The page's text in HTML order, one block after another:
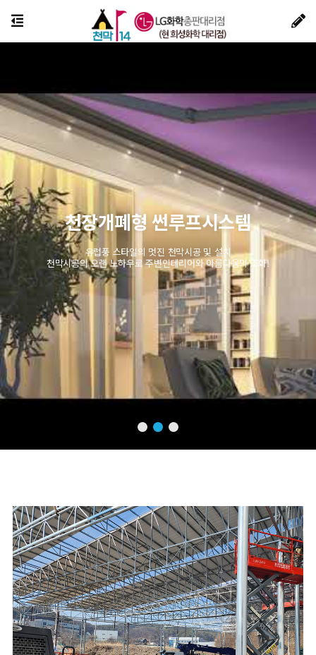
천장개폐형 썬루프시스템
유럽풍 스타일의 멋진 천막시공 및 설치
천막시공의 오랜 노하우로 주변인테리어와 아름다움의 조화!